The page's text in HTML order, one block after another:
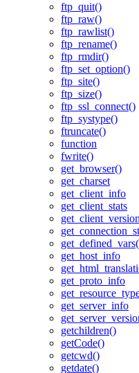
ftp_quit()
ftp_raw()
ftp_rawlist()
ftp_rename()
ftp_rmdir()
ftp_set_option()
ftp_site()
ftp_size()
ftp_ssl_connect()
ftp_systype()
ftruncate()
function
fwrite()
get_browser()
get_charset
get_client_info
get_client_stats
get_client_version
get_host_info
get_proto_info
get_server_info
getchildren()
getCode()
getcwd()
getdate()